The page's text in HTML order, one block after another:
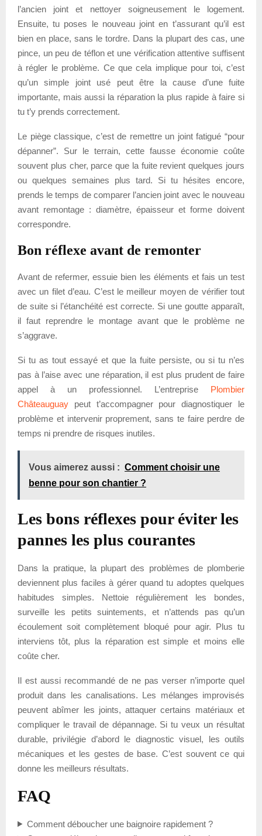
l’ancien joint et nettoyer soigneusement le logement.
Ensuite, tu poses le nouveau joint en t’assurant qu’il est
bien en place, sans le tordre. Dans la plupart des cas, une
pince, un peu de téflon et une vérification attentive suffisent
à régler le problème. Ce que cela implique pour toi, c’est
qu’un simple joint usé peut être la cause d’une fuite
importante, mais aussi la réparation la plus rapide à faire si
tu t’y prends correctement.
Le piège classique, c’est de remettre un joint fatigué “pour
dépanner”. Sur le terrain, cette fausse économie coûte
souvent plus cher, parce que la fuite revient quelques jours
ou quelques semaines plus tard. Si tu hésites encore,
prends le temps de comparer l’ancien joint avec le nouveau
avant remontage : diamètre, épaisseur et forme doivent
correspondre.
Bon réflexe avant de remonter
Avant de refermer, essuie bien les éléments et fais un test
avec un filet d’eau. C’est le meilleur moyen de vérifier tout
de suite si l’étanchéité est correcte. Si une goutte apparaît,
il faut reprendre le montage avant que le problème ne
s’aggrave.
Si tu as tout essayé et que la fuite persiste, ou si tu n’es
pas à l’aise avec une réparation, il est plus prudent de faire
appel à un professionnel. L’entreprise Plombier
Châteauguay peut t’accompagner pour diagnostiquer le
problème et intervenir proprement, sans te faire perdre de
temps ni prendre de risques inutiles.
Vous aimerez aussi : Comment choisir une
benne pour son chantier ?
Les bons réflexes pour éviter les
pannes les plus courantes
Dans la pratique, la plupart des problèmes de plomberie
deviennent plus faciles à gérer quand tu adoptes quelques
habitudes simples. Nettoie régulièrement les bondes,
surveille les petits suintements, et n’attends pas qu’un
écoulement soit complètement bloqué pour agir. Plus tu
interviens tôt, plus la réparation est simple et moins elle
coûte cher.
Il est aussi recommandé de ne pas verser n’importe quel
produit dans les canalisations. Les mélanges improvisés
peuvent abîmer les joints, attaquer certains matériaux et
compliquer le travail de dépannage. Si tu veux un résultat
durable, privilégie d’abord le diagnostic visuel, les outils
mécaniques et les gestes de base. C’est souvent ce qui
donne les meilleurs résultats.
FAQ
Comment déboucher une baignoire rapidement ?